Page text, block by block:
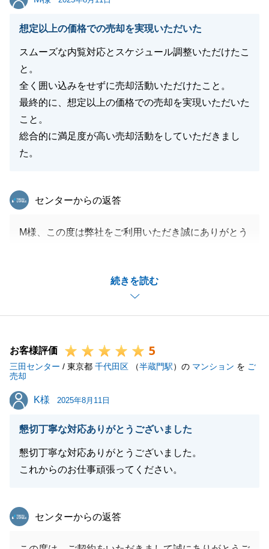
想定以上の価格での売却を実現いただいた
スムーズな内覧対応とスケジュール調整いただけたこ
と。
全く囲い込みをせずに売却活動いただけたこと。
最終的に、想定以上の価格での売却を実現いただいた
こと。
総合的に満足度が高い売却活動をしていただきまし
た。
続きを読む
東急リバブル
センターからの返答
M様、この度は弊社をご利用いただき誠にありがとう
二人三脚でご売却活動している感覚があり、大変心強
かったです。
くださいませ。
引き続きどうぞよろしくお願い申し上げます。
お客様評価 5
三田センター / 東京都 千代田区 （半蔵門駅）の マンション を ご
売却
K様
K様 2025年8月11日
懇切丁寧な対応ありがとうございました
懇切丁寧な対応ありがとうございました。
これからのお仕事頑張ってください。
東急リバブル
センターからの返答